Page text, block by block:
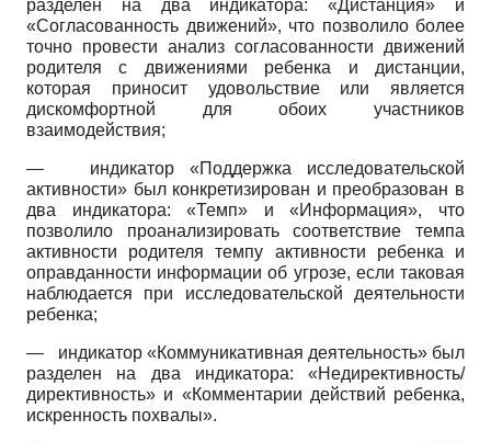
разделен на два индикатора: «Дистанция» и
«Согласованность движений», что позволило более
точно провести анализ согласованности движений
родителя с движениями ребенка и дистанции,
которая приносит удовольствие или является
дискомфортной для обоих участников
взаимодействия;
— индикатор «Поддержка исследовательской
активности» был конкретизирован и преобразован в
два индикатора: «Темп» и «Информация», что
позволило проанализировать соответствие темпа
активности родителя темпу активности ребенка и
оправданности информации об угрозе, если таковая
наблюдается при исследовательской деятельности
ребенка;
— индикатор «Коммуникативная деятельность» был
разделен на два индикатора: «Недирективность/
директивность» и «Комментарии действий ребенка,
искренность похвалы».